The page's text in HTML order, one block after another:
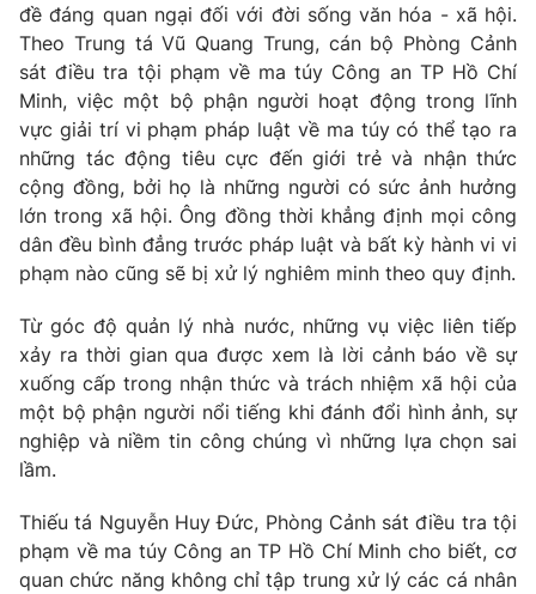
Emagazine Podcast
Photo Infographic
Video Shorts video
VTV Money VTV Thể thao
Thị trường 24h Tấm lòng Việt
VTV4 Vươn mình bằng AI
Liên hệ tòa soạn English
đề đáng quan ngại đối với đời sống văn hóa - xã hội.
Theo Trung tá Vũ Quang Trung, cán bộ Phòng Cảnh
sát điều tra tội phạm về ma túy Công an TP Hồ Chí
Minh, việc một bộ phận người hoạt động trong lĩnh
vực giải trí vi phạm pháp luật về ma túy có thể tạo ra
những tác động tiêu cực đến giới trẻ và nhận thức
cộng đồng, bởi họ là những người có sức ảnh hưởng
lớn trong xã hội. Ông đồng thời khẳng định mọi công
dân đều bình đẳng trước pháp luật và bất kỳ hành vi vi
phạm nào cũng sẽ bị xử lý nghiêm minh theo quy định.
Từ góc độ quản lý nhà nước, những vụ việc liên tiếp
xảy ra thời gian qua được xem là lời cảnh báo về sự
xuống cấp trong nhận thức và trách nhiệm xã hội của
một bộ phận người nổi tiếng khi đánh đổi hình ảnh, sự
nghiệp và niềm tin công chúng vì những lựa chọn sai
lầm.
Thiếu tá Nguyễn Huy Đức, Phòng Cảnh sát điều tra tội
phạm về ma túy Công an TP Hồ Chí Minh cho biết, cơ
quan chức năng không chỉ tập trung xử lý các cá nhân